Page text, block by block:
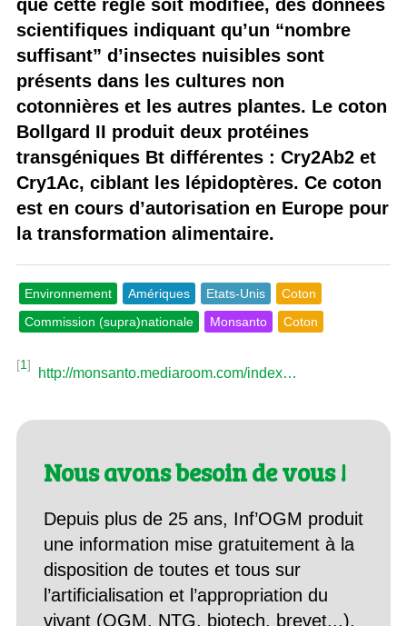
que cette règle soit modifiée, des données
scientifiques indiquant qu’un “nombre
suffisant” d’insectes nuisibles sont
présents dans les cultures non
cotonnières et les autres plantes. Le coton
Bollgard II produit deux protéines
transgéniques Bt différentes : Cry2Ab2 et
Cry1Ac, ciblant les lépidoptères. Ce coton
est en cours d’autorisation en Europe pour
la transformation alimentaire.
Environnement Amériques Etats-Unis
Coton
Commission (supra)nationale
Monsanto Coton
[1]
http://monsanto.mediaroom.com/index…
Nous avons besoin de vous !
Depuis plus de 25 ans, Inf’OGM produit
une information mise gratuitement à la
disposition de toutes et tous sur
l’artificialisation et l’appropriation du
vivant (OGM, NTG, biotech, brevet...).